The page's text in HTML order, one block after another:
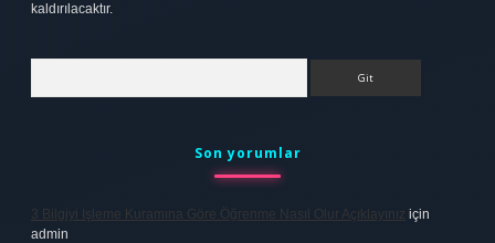
kaldırılacaktır.
Son yorumlar
3 Bilgiyi Işleme Kuramına Göre Öğrenme Nasıl Olur Açıklayınız için
admin